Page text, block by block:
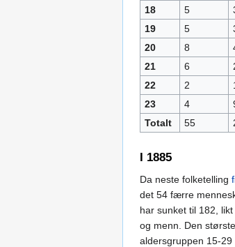
18
5
19
5
20
8
21
6
22
2
23
4
Totalt
55
I 1885
Da neste folketelling
det 54 færre
har sunket til 182,
og menn. Den
aldersgruppen 15-